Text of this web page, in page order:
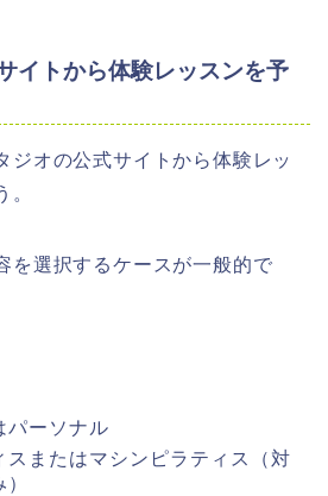
イトから体験レッスンを予
ジオの公式サイトから体験レッ
。
を選択するケースが一般的で
パーソナル
スまたはマシンピラティス（対